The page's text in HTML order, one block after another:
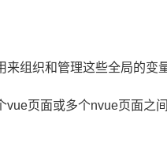
来组织和管理这些全局的变
vue页面或多个nvue页面之